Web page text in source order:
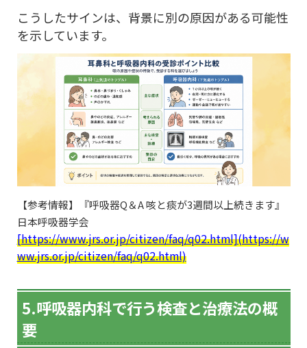
こうしたサインは、背景に別の原因がある可能性
を示しています。
【参考情報】『呼吸器Q＆A 咳と痰が3週間以上続きます』
日本呼吸器学会
[https://www.jrs.or.jp/citizen/faq/q02.html](https://w
ww.jrs.or.jp/citizen/faq/q02.html)
5.呼吸器内科で行う検査と治療法の概
要